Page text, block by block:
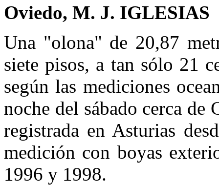
Oviedo, M. J. IGLESIAS
Una "olona" de 20,87
siete pisos, a tan sólo 21
según las mediciones
noche del sábado cerca de
registrada en Asturias
medición con boyas
1996 y 1998.